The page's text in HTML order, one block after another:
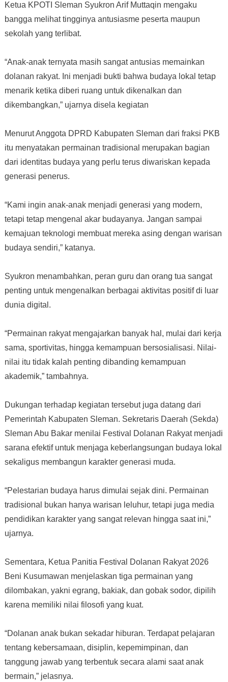
Ketua KPOTI Sleman Syukron Arif Muttaqin mengaku
bangga melihat tingginya antusiasme peserta maupun
sekolah yang terlibat.
“Anak-anak ternyata masih sangat antusias memainkan
dolanan rakyat. Ini menjadi bukti bahwa budaya lokal tetap
menarik ketika diberi ruang untuk dikenalkan dan
dikembangkan,” ujarnya disela kegiatan
Menurut Anggota DPRD Kabupaten Sleman dari fraksi PKB
itu menyatakan permainan tradisional merupakan bagian
dari identitas budaya yang perlu terus diwariskan kepada
generasi penerus.
“Kami ingin anak-anak menjadi generasi yang modern,
tetapi tetap mengenal akar budayanya. Jangan sampai
kemajuan teknologi membuat mereka asing dengan warisan
budaya sendiri,” katanya.
Syukron menambahkan, peran guru dan orang tua sangat
penting untuk mengenalkan berbagai aktivitas positif di luar
dunia digital.
“Permainan rakyat mengajarkan banyak hal, mulai dari kerja
sama, sportivitas, hingga kemampuan bersosialisasi. Nilai-
nilai itu tidak kalah penting dibanding kemampuan
akademik,” tambahnya.
Dukungan terhadap kegiatan tersebut juga datang dari
Pemerintah Kabupaten Sleman. Sekretaris Daerah (Sekda)
Sleman Abu Bakar menilai Festival Dolanan Rakyat menjadi
sarana efektif untuk menjaga keberlangsungan budaya lokal
sekaligus membangun karakter generasi muda.
“Pelestarian budaya harus dimulai sejak dini. Permainan
tradisional bukan hanya warisan leluhur, tetapi juga media
pendidikan karakter yang sangat relevan hingga saat ini,”
ujarnya.
Sementara, Ketua Panitia Festival Dolanan Rakyat 2026
Beni Kusumawan menjelaskan tiga permainan yang
dilombakan, yakni egrang, bakiak, dan gobak sodor, dipilih
karena memiliki nilai filosofi yang kuat.
“Dolanan anak bukan sekadar hiburan. Terdapat pelajaran
tentang kebersamaan, disiplin, kepemimpinan, dan
tanggung jawab yang terbentuk secara alami saat anak
bermain,” jelasnya.